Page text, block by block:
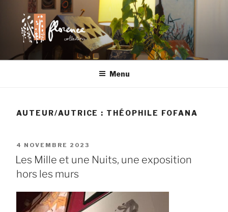
contenu
principal
FLORENCE
LILLE
Chaque objet a son histoire
Menu
AUTEUR/AUTRICE : THÉOPHILE FOFANA
PUBLIÉ
LE
4 NOVEMBRE 2023
Les Mille et une Nuits, une exposition
hors les murs